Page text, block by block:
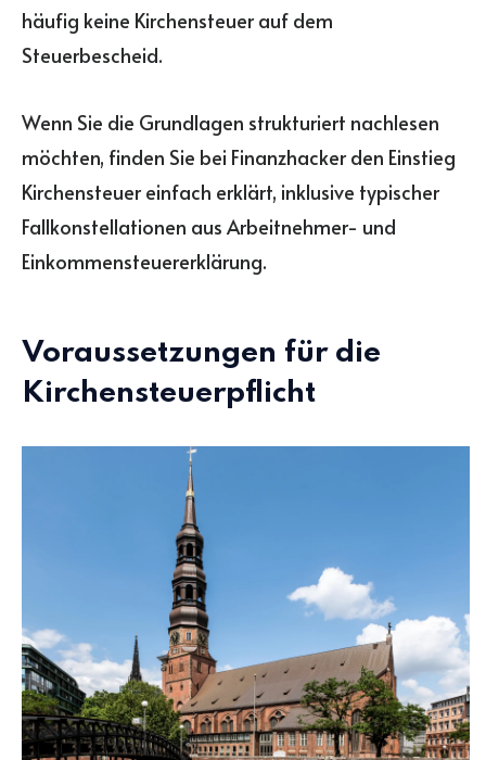
häufig keine Kirchensteuer auf dem
Steuerbescheid.
Wenn Sie die Grundlagen strukturiert nachlesen
möchten, finden Sie bei Finanzhacker den Einstieg
Kirchensteuer einfach erklärt, inklusive typischer
Fallkonstellationen aus Arbeitnehmer- und
Einkommensteuererklärung.
Voraussetzungen für die
Kirchensteuerpflicht